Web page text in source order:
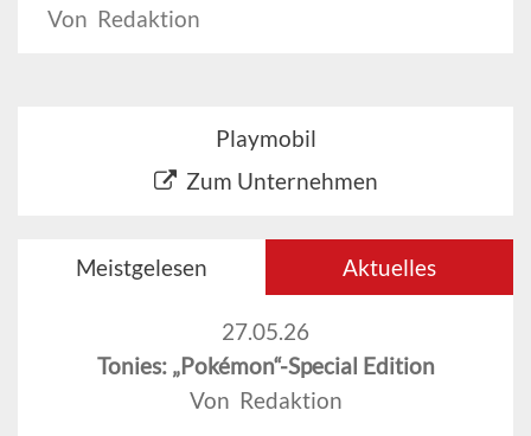
Von Redaktion
Playmobil
Zum Unternehmen
Meistgelesen Aktuelles
27.05.26
Tonies: „Pokémon“-Special Edition
Von Redaktion